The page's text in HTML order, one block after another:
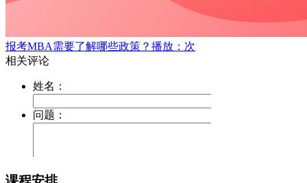
报考MBA需要了解哪些政策？ 播放：次